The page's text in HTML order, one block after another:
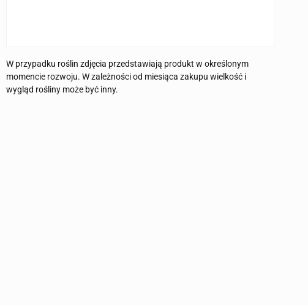
W przypadku roślin zdjęcia przedstawiają produkt w określonym
momencie rozwoju. W zależności od miesiąca zakupu wielkość i
wygląd rośliny może być inny.